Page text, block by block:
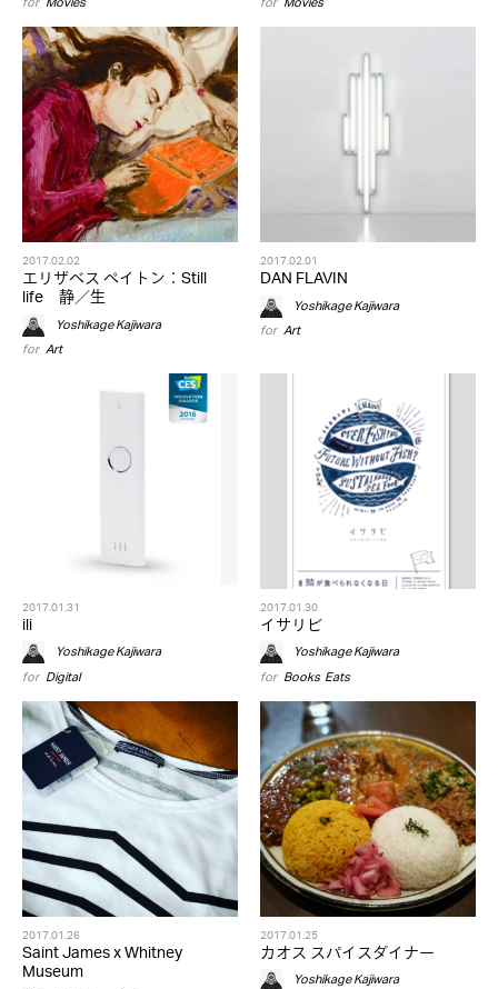
2017.02.02
エリザベス ペイトン：Still
life 静／生
Yoshikage Kajiwara
for Art
2017.02.01
DAN FLAVIN
Yoshikage Kajiwara
for Art
2017.01.31
ili
Yoshikage Kajiwara
for Digital
2017.01.30
イサリビ
Yoshikage Kajiwara
for Books,Eats
2017.01.26
Saint James x Whitney
Museum
2017.01.25
カオス スパイスダイナー
Yoshikage Kajiwara